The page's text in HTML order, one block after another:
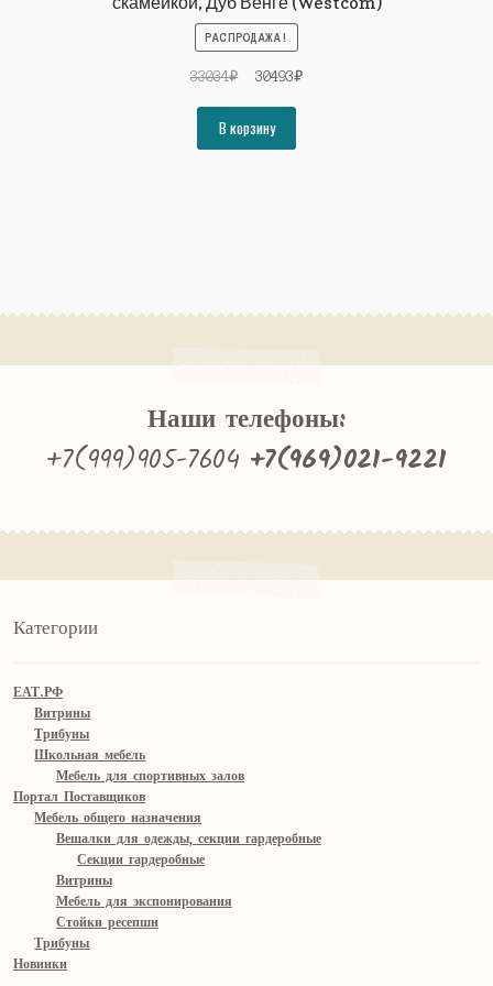
РАСПРОДАЖА!
33034₽
Первоначальная
составляла
33034₽.
30493₽Текущая
В корзину
Наши телефоны:
+7(999)905-7604 +7(969)021-9221
Категории
ЕАТ.РФ
Витрины
Трибуны
Школьная мебель
Мебель для спортивных залов
Портал Поставщиков
Мебель общего назначения
Вешалки для одежды, секции гардеробные
Секции гардеробные
Витрины
Мебель для экспонирования
Стойки ресепшн
Трибуны
Новинки